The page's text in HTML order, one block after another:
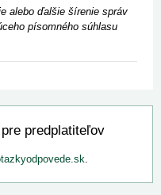
alebo ďalšie šírenie správ
písomného súhlasu
predplatiteľov
.